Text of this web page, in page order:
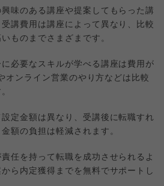
味のある講座や提案してもらった講
講費用は講座によって異なり、比較
ものまでさまざまです。
必要なスキルが学べる講座は費用が
オンライン営業のやり方などは比較
定金額は異なり、受講後に転職すれ
額の負担は軽減されます。
任を持って転職を成功させられるよ
ら内定獲得までを無料でサポートし